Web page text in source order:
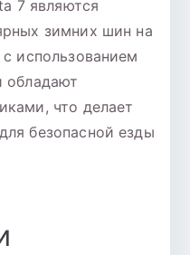
7 являются
зимних шин на
использованием
обладают
что делает
безопасной езды